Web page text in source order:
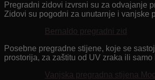
Pregradni zidovi izvrsni su za odvajanje
Zidovi su pogodni za unutarnje i vanjske
Bernaldo pregradni zid
Posebne pregradne stijene, koje se
prostorija, za zaštitu od UV zraka ili samo
Vanjska pregradna stijena